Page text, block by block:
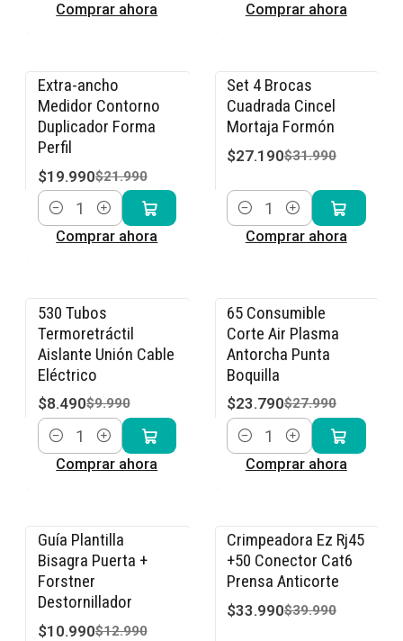
Comprar ahora
Comprar ahora
-9% OFF
Extra-ancho
Medidor Contorno
Duplicador Forma
Perfil
$19.990$21.990
Cantidad
Comprar ahora
-15% OFF
Set 4 Brocas
Cuadrada Cincel
Mortaja Formón
$27.190$31.990
Cantidad
Comprar ahora
-15% OFF
530 Tubos
Termoretráctil
Aislante Unión Cable
Eléctrico
$8.490$9.990
Cantidad
Comprar ahora
-15% OFF
65 Consumible
Corte Air Plasma
Antorcha Punta
Boquilla
$23.790$27.990
Cantidad
Comprar ahora
-15% OFF
Guía Plantilla
Bisagra Puerta +
Forstner
Destornillador
$10.990$12.990
-15% OFF
Crimpeadora Ez Rj45
+50 Conector Cat6
Prensa Anticorte
$33.990$39.990